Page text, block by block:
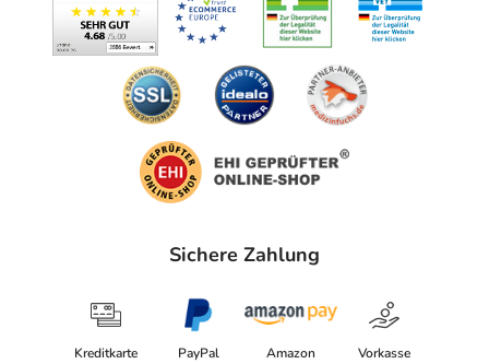
Sichere Zahlung
Kreditkarte PayPal Amazon Vorkasse